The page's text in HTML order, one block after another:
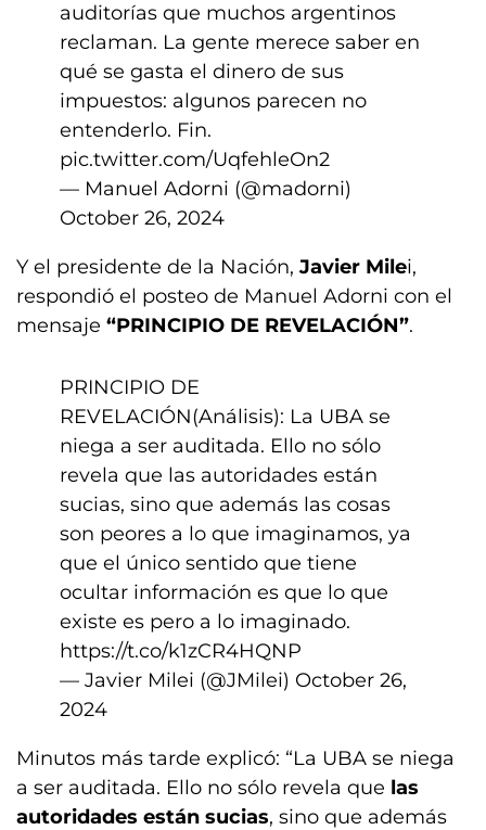
auditorías que muchos argentinos
reclaman. La gente merece saber en
qué se gasta el dinero de sus
impuestos: algunos parecen no
entenderlo. Fin.
pic.twitter.com/UqfehleOn2
— Manuel Adorni (@madorni)
October 26, 2024
Y el presidente de la Nación, Javier Milei,
respondió el posteo de Manuel Adorni con el
mensaje “PRINCIPIO DE REVELACIÓN”.
PRINCIPIO DE
REVELACIÓN(Análisis): La UBA se
niega a ser auditada. Ello no sólo
revela que las autoridades están
sucias, sino que además las cosas
son peores a lo que imaginamos, ya
que el único sentido que tiene
ocultar información es que lo que
existe es pero a lo imaginado.
https://t.co/k1zCR4HQNP
— Javier Milei (@JMilei) October 26,
2024
Minutos más tarde explicó: “La UBA se niega
a ser auditada. Ello no sólo revela que las
autoridades están sucias, sino que además